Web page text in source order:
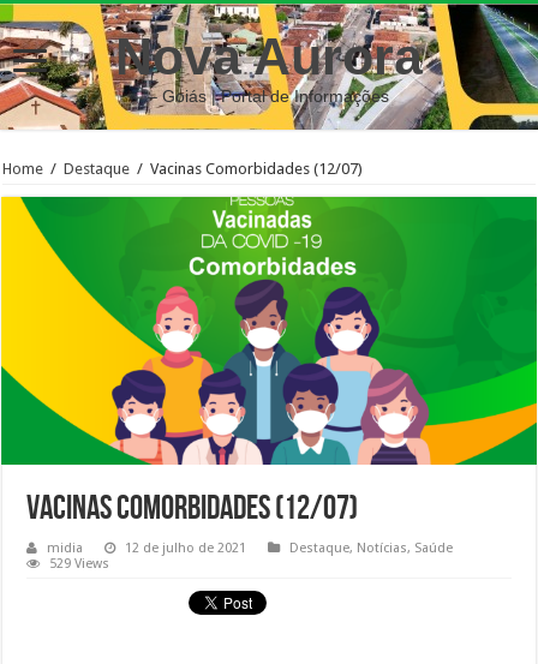
Nova Aurora
– Goiás | Portal de Informações
Home / Destaque / Vacinas Comorbidades (12/07)
Vacinas Comorbidades (12/07)
midia 12 de julho de 2021 Destaque, Notícias, Saúde
529 Views